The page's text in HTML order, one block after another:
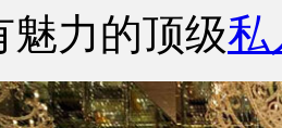
魅力的顶级私